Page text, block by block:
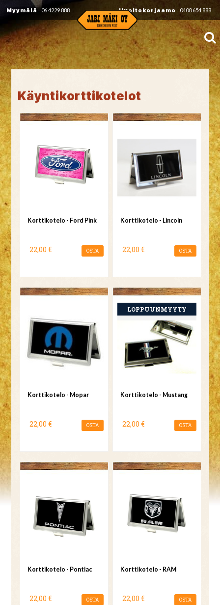
Myymälä 06 4229 888 Huoltokorjaamo 0400 654 888
Käyntikorttikotelot
Korttikotelo - Ford Pink
22,00 € OSTA
Korttikotelo - Lincoln
22,00 € OSTA
Korttikotelo - Mopar
22,00 € OSTA
Korttikotelo - Mustang
22,00 € OSTA
Korttikotelo - Pontiac
22,00 € OSTA
Korttikotelo - RAM
22,00 € OSTA